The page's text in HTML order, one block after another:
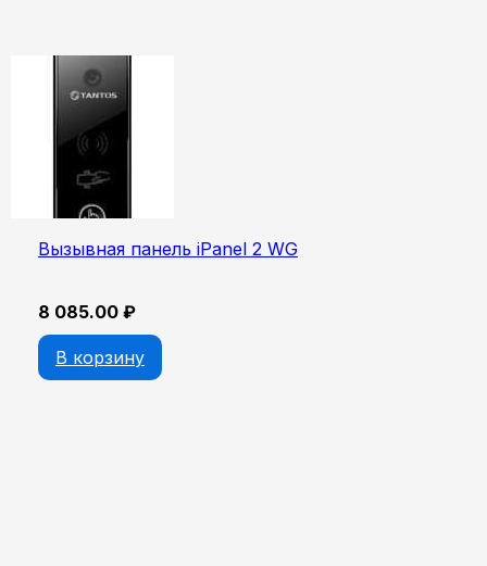
Вызывная панель iPanel 2 WG
8 085.00 ₽
В корзину